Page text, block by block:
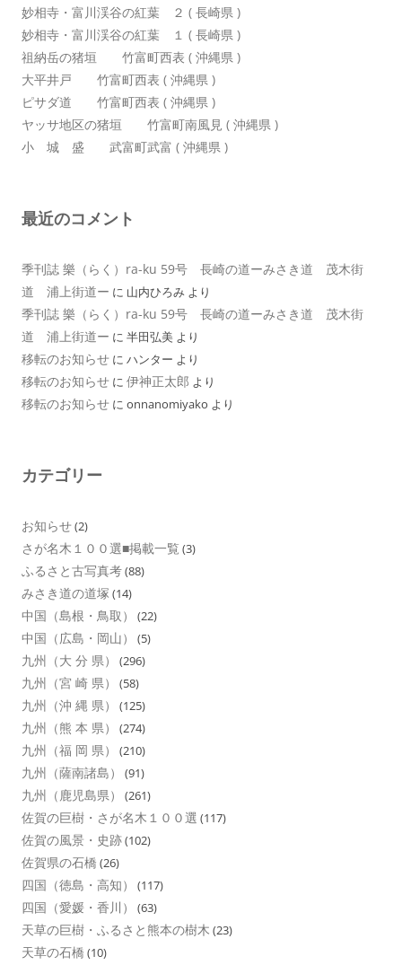
妙相寺・富川渓谷の紅葉 ２ ( 長崎県 )
妙相寺・富川渓谷の紅葉 １ ( 長崎県 )
祖納岳の猪垣 竹富町西表 ( 沖縄県 )
大平井戸 竹富町西表 ( 沖縄県 )
ピサダ道 竹富町西表 ( 沖縄県 )
ヤッサ地区の猪垣 竹富町南風見 ( 沖縄県 )
小 城 盛 武富町武富 ( 沖縄県 )
最近のコメント
季刊誌 樂（らく）ra-ku 59号 長崎の道ーみさき道 茂木街
道 浦上街道ー に 山内ひろみ より
季刊誌 樂（らく）ra-ku 59号 長崎の道ーみさき道 茂木街
道 浦上街道ー に 半田弘美 より
移転のお知らせ に ハンター より
移転のお知らせ に 伊神正太郎 より
移転のお知らせ に onnanomiyako より
カテゴリー
お知らせ(2)
さが名木１００選■掲載一覧 (3)
ふるさと古写真考(88)
みさき道の道塚 (14)
中国（島根・鳥取） (22)
中国（広島・岡山） (5)
九州（大 分 県） (296)
九州（宮 崎 県） (58)
九州（沖 縄 県） (125)
九州（熊 本 県） (274)
九州（福 岡 県） (210)
九州（薩南諸島） (91)
九州（鹿児島県） (261)
佐賀の巨樹・さが名木１００選 (117)
佐賀の風景・史跡(102)
佐賀県の石橋 (26)
四国（徳島・高知） (117)
四国（愛媛・香川） (63)
天草の巨樹・ふるさと熊本の樹木 (23)
天草の石橋 (10)